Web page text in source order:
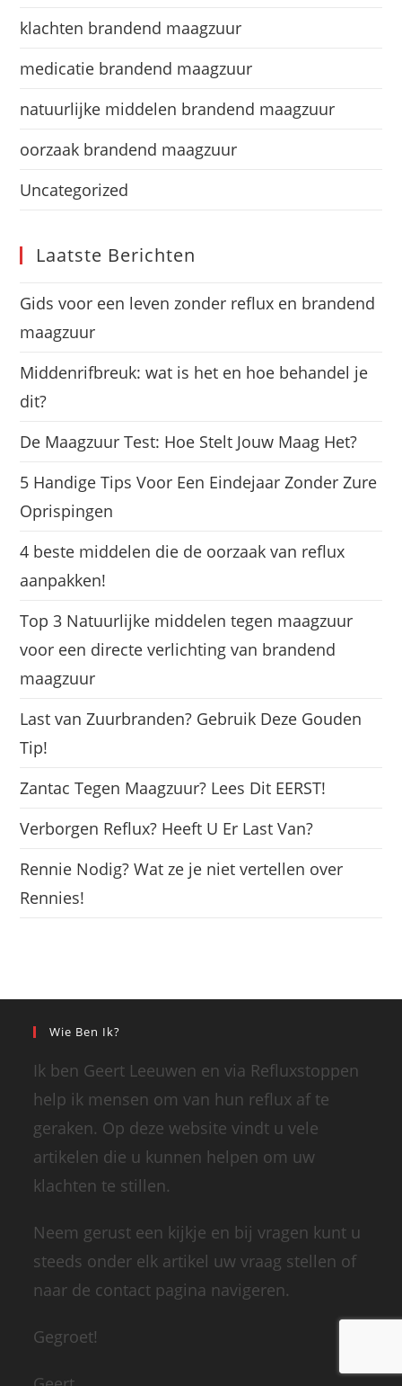
klachten brandend maagzuur
medicatie brandend maagzuur
natuurlijke middelen brandend maagzuur
oorzaak brandend maagzuur
Uncategorized
Laatste Berichten
Gids voor een leven zonder reflux en brandend
maagzuur
Middenrifbreuk: wat is het en hoe behandel je
dit?
De Maagzuur Test: Hoe Stelt Jouw Maag Het?
5 Handige Tips Voor Een Eindejaar Zonder Zure
Oprispingen
4 beste middelen die de oorzaak van reflux
aanpakken!
Top 3 Natuurlijke middelen tegen maagzuur
voor een directe verlichting van brandend
maagzuur
Last van Zuurbranden? Gebruik Deze Gouden
Tip!
Zantac Tegen Maagzuur? Lees Dit EERST!
Verborgen Reflux? Heeft U Er Last Van?
Rennie Nodig? Wat ze je niet vertellen over
Rennies!
Wie Ben Ik?
Ik ben Geert Leeuwen en via Refluxstoppen
help ik mensen om van hun reflux af te
geraken. Op deze website vindt u vele
artikelen die u kunnen helpen om uw
klachten te stillen.
Neem gerust een kijkje en bij vragen kunt u
steeds onder elk artikel uw vraag stellen of
naar de contact pagina navigeren.
Gegroet!